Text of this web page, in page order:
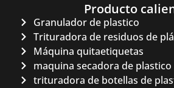
Producto
Granulador de plastico
Trituradora de residuos de
Máquina quitaetiquetas
maquina secadora de plastico
trituradora de botellas de